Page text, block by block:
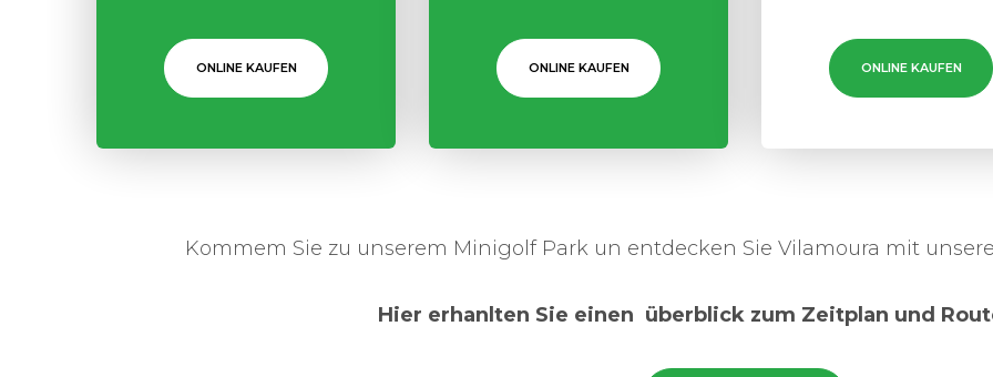
ONLINE KAUFEN ONLINE KAUFEN ONLINE KAUFEN
Kommem Sie zu unserem Minigolf Park un entdecken Sie Vilamoura mit
Hier erhanlten Sie einen überblick zum Zeitplan und